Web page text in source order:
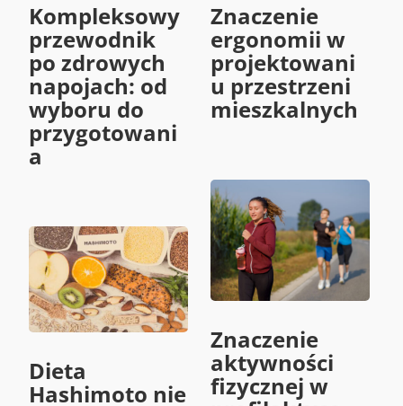
Kompleksowy
przewodnik
po zdrowych
napojach: od
wyboru do
przygotowani
a
Dieta
Hashimoto nie
Znaczenie
ergonomii w
projektowani
u przestrzeni
mieszkalnych
Znaczenie
aktywności
fizycznej w